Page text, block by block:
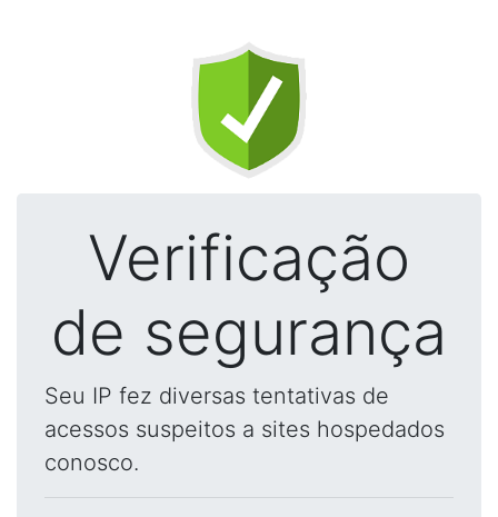
Verificação
de segurança
Seu IP fez diversas tentativas de
acessos suspeitos a sites hospedados
conosco.